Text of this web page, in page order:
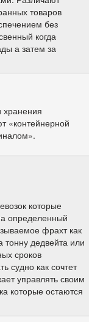
товаров
без
когда
а затем за
хранения
«контейнерной
которые
определенный
фрахт как
тонну дедвейта или
сроков
судно как сочтет
управлять своим
которые остаются